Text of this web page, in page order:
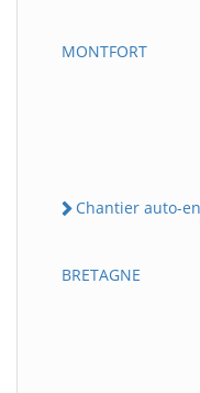
MONTFORT
Chantier auto-
BRETAGNE